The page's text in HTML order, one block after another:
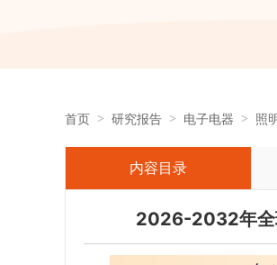
首页 研究报告 电子电器 照
内容目录
2026-2032年全